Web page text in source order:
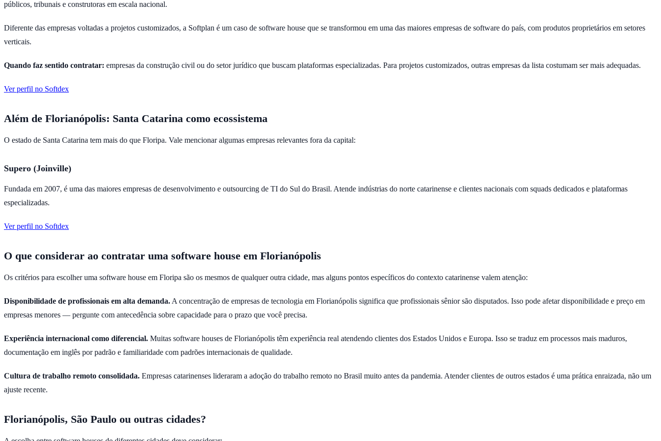
públicos, tribunais e construtoras em escala nacional.
Diferente das empresas voltadas a projetos customizados, a Softplan é um caso de software house que se transformou em uma das maiores empresas de software do país, com produtos proprietários em setores
verticais.
Quando faz sentido contratar: empresas da construção civil ou do setor jurídico que buscam plataformas especializadas. Para projetos customizados, outras empresas da lista costumam ser mais adequadas.
Ver perfil no Softdex
Além de Florianópolis: Santa Catarina como ecossistema
O estado de Santa Catarina tem mais do que Floripa. Vale mencionar algumas empresas relevantes fora da capital:
Supero (Joinville)
Fundada em 2007, é uma das maiores empresas de desenvolvimento e outsourcing de TI do Sul do Brasil. Atende indústrias do norte catarinense e clientes nacionais com squads dedicados e plataformas
especializadas.
Ver perfil no Softdex
O que considerar ao contratar uma software house em Florianópolis
Os critérios para escolher uma software house em Floripa são os mesmos de qualquer outra cidade, mas alguns pontos específicos do contexto catarinense valem atenção:
Disponibilidade de profissionais em alta demanda. A concentração de empresas de tecnologia em Florianópolis significa que profissionais sênior são disputados. Isso pode afetar disponibilidade e preço em
empresas menores — pergunte com antecedência sobre capacidade para o prazo que você precisa.
Experiência internacional como diferencial. Muitas software houses de Florianópolis têm experiência real atendendo clientes dos Estados Unidos e Europa. Isso se traduz em processos mais maduros,
documentação em inglês por padrão e familiaridade com padrões internacionais de qualidade.
Cultura de trabalho remoto consolidada. Empresas catarinenses lideraram a adoção do trabalho remoto no Brasil muito antes da pandemia. Atender clientes de outros estados é uma prática enraizada, não um
ajuste recente.
Florianópolis, São Paulo ou outras cidades?